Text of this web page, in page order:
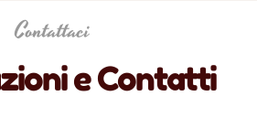
Contattaci
e Contatti